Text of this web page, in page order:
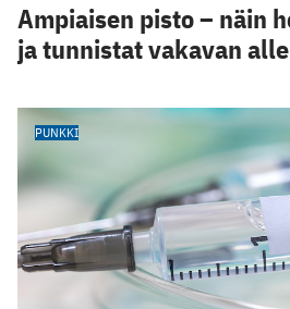
Ampiaisen pisto – näin
ja tunnistat vakavan
PUNKKI